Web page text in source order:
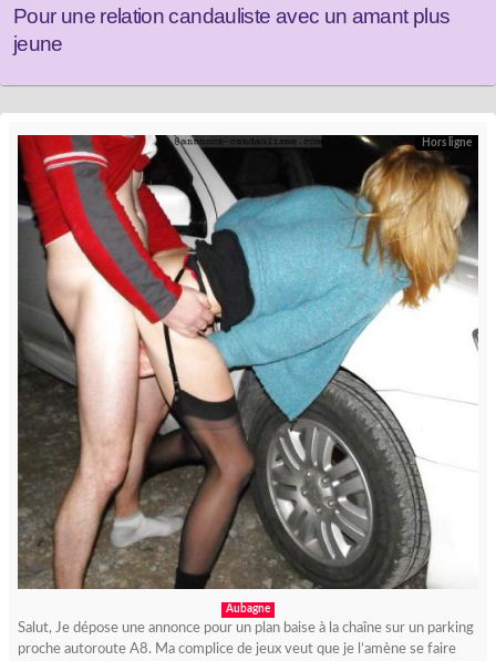
Pour une relation candauliste avec un amant plus
jeune
Hors ligne
Aubagne
Salut, Je dépose une annonce pour un plan baise à la chaîne sur un parking
proche autoroute A8. Ma complice de jeux veut que je l’amène se faire